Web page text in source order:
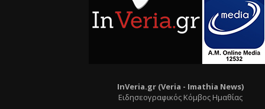
InVeria.gr (Veria - Ιmathia News)
Ειδησεογραφικός Κόμβος Ημαθίας